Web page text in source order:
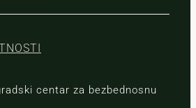
centar za bezbednosnu